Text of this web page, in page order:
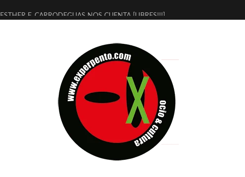
ESTHER F. CARRODEGUAS NOS CUENTA [LIBRES!!!]
[ELECTRA JONDA] DE JUAN GUERRERO ZAMORA
TIMBRE 4, LA ESCUELA DEL DIRECTOR TEATRAL CLAUDIO TOLCACHIR
30 AÑOS (NO ES NADA) DE LA KATARSIS DEL TOMATAZO
MILITARES JUDÍAS EN #EXVITA
D’BALDOMEROS REINVENTAN [BITÁCORA 3.0] EN EXVITA
MARSHALL FLASH PRESENTA EN EXVITA [RELATIVA SENCILLEZ]
JOFRE BARDAGÍ EN EXVITA INTERPRETANDO A SERRAT